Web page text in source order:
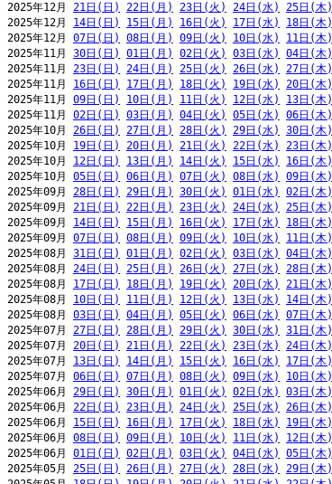
2025年12月 21日(日) 22日(月) 23日(火) 24日(水) 25日(木)
2025年12月 14日(日) 15日(月) 16日(火) 17日(水) 18日(木)
2025年12月 07日(日) 08日(月) 09日(火) 10日(水) 11日(木)
2025年11月 30日(日) 01日(月) 02日(火) 03日(水) 04日(木)
2025年11月 23日(日) 24日(月) 25日(火) 26日(水) 27日(木)
2025年11月 16日(日) 17日(月) 18日(火) 19日(水) 20日(木)
2025年11月 09日(日) 10日(月) 11日(火) 12日(水) 13日(木)
2025年11月 02日(日) 03日(月) 04日(火) 05日(水) 06日(木)
2025年10月 26日(日) 27日(月) 28日(火) 29日(水) 30日(木)
2025年10月 19日(日) 20日(月) 21日(火) 22日(水) 23日(木)
2025年10月 12日(日) 13日(月) 14日(火) 15日(水) 16日(木)
2025年10月 05日(日) 06日(月) 07日(火) 08日(水) 09日(木)
2025年09月 28日(日) 29日(月) 30日(火) 01日(水) 02日(木)
2025年09月 21日(日) 22日(月) 23日(火) 24日(水) 25日(木)
2025年09月 14日(日) 15日(月) 16日(火) 17日(水) 18日(木)
2025年09月 07日(日) 08日(月) 09日(火) 10日(水) 11日(木)
2025年08月 31日(日) 01日(月) 02日(火) 03日(水) 04日(木)
2025年08月 24日(日) 25日(月) 26日(火) 27日(水) 28日(木)
2025年08月 17日(日) 18日(月) 19日(火) 20日(水) 21日(木)
2025年08月 10日(日) 11日(月) 12日(火) 13日(水) 14日(木)
2025年08月 03日(日) 04日(月) 05日(火) 06日(水) 07日(木)
2025年07月 27日(日) 28日(月) 29日(火) 30日(水) 31日(木)
2025年07月 20日(日) 21日(月) 22日(火) 23日(水) 24日(木)
2025年07月 13日(日) 14日(月) 15日(火) 16日(水) 17日(木)
2025年07月 06日(日) 07日(月) 08日(火) 09日(水) 10日(木)
2025年06月 29日(日) 30日(月) 01日(火) 02日(水) 03日(木)
2025年06月 22日(日) 23日(月) 24日(火) 25日(水) 26日(木)
2025年06月 15日(日) 16日(月) 17日(火) 18日(水) 19日(木)
2025年06月 08日(日) 09日(月) 10日(火) 11日(水) 12日(木)
2025年06月 01日(日) 02日(月) 03日(火) 04日(水) 05日(木)
2025年05月 25日(日) 26日(月) 27日(火) 28日(水) 29日(木)